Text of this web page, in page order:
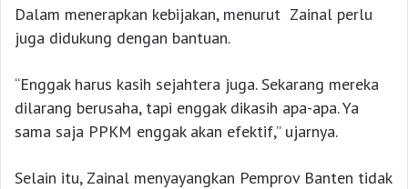
Dalam menerapkan kebijakan, menurut Zainal perlu
juga didukung dengan bantuan.
“Enggak harus kasih sejahtera juga. Sekarang mereka
dilarang berusaha, tapi enggak dikasih apa-apa. Ya
sama saja PPKM enggak akan efektif,” ujarnya.
Selain itu, Zainal menyayangkan Pemprov Banten tidak